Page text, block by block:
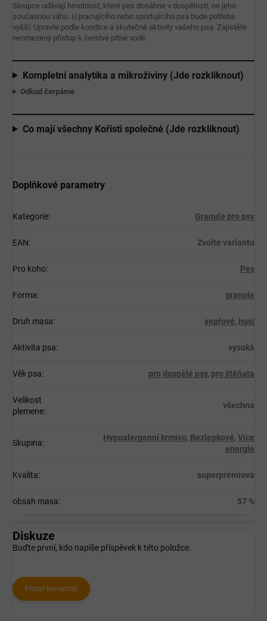
Sloupce udávají hmotnost, které pes dosáhne v dospělosti, ne jeho
současnou váhu. U pracujícího nebo sportujícího psa bude potřeba
vyšší. Upravte podle kondice a skutečné aktivity vašeho psa. Zajistěte
neomezený přístup k čerstvé pitné vodě.
Kompletní analytika a mikroživiny (Jde rozkliknout)
Odkud čerpáme
Co mají všechny Kořisti společné (Jde rozkliknout)
Doplňkové parametry
Kategorie: Granule pro psy
EAN: Zvolte variantu
Pro koho: Pes
Forma: granule
Druh masa: vepřové, husí
Aktivita psa: vysoká
Věk psa: pro dospělé psy, pro štěňata
Velikost
plemene:
všechna
Skupina:
Hypoalergenní krmivo, Bezlepkové, Více
energie
Kvalita: superprémiová
obsah masa: 57 %
Diskuze
Buďte první, kdo napíše příspěvek k této položce.
Přidat komentář